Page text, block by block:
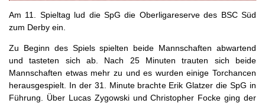
Am 11. Spieltag lud die SpG die Oberligareserve des BSC Süd
zum Derby ein.
Zu Beginn des Spiels spielten beide Mannschaften abwartend
und tasteten sich ab. Nach 25 Minuten trauten sich beide
Mannschaften etwas mehr zu und es wurden einige Torchancen
herausgespielt. In der 31. Minute brachte Erik Glatzer die SpG in
Führung. Über Lucas Zygowski und Christopher Focke ging der